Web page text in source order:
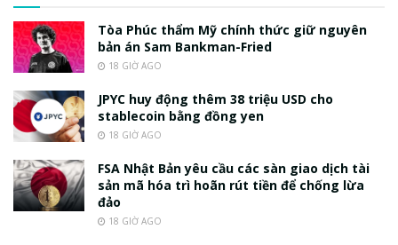
Tòa Phúc thẩm Mỹ chính thức giữ nguyên
bản án Sam Bankman-Fried
18 GIỜ AGO
JPYC huy động thêm 38 triệu USD cho
stablecoin bằng đồng yen
18 GIỜ AGO
FSA Nhật Bản yêu cầu các sàn giao dịch tài
sản mã hóa trì hoãn rút tiền để chống lừa
đảo
18 GIỜ AGO